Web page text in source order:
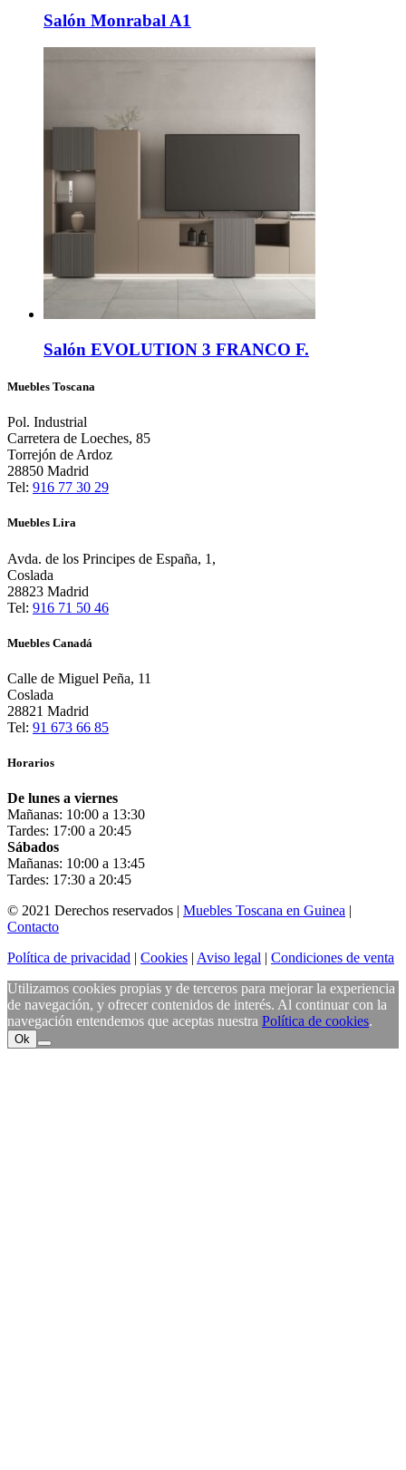
Salón Monrabal A1
Salón EVOLUTION 3 FRANCO F.
Muebles Toscana
Pol. Industrial
Carretera de Loeches, 85
Torrejón de Ardoz
28850 Madrid
Tel: 916 77 30 29
Muebles Lira
Avda. de los Principes de España, 1,
Coslada
28823 Madrid
Tel: 916 71 50 46
Muebles Canadá
Calle de Miguel Peña, 11
Coslada
28821 Madrid
Tel: 91 673 66 85
Horarios
De lunes a viernes
Mañanas: 10:00 a 13:30
Tardes: 17:00 a 20:45
Sábados
Mañanas: 10:00 a 13:45
Tardes: 17:30 a 20:45
© 2021 Derechos reservados | Muebles Toscana en Guinea |
Contacto
Política de privacidad | Cookies | Aviso legal | Condiciones de venta
Utilizamos cookies propias y de terceros para mejorar la experiencia
de navegación, y ofrecer contenidos de interés. Al continuar con la
navegación entendemos que aceptas nuestra Política de cookies.
Ok